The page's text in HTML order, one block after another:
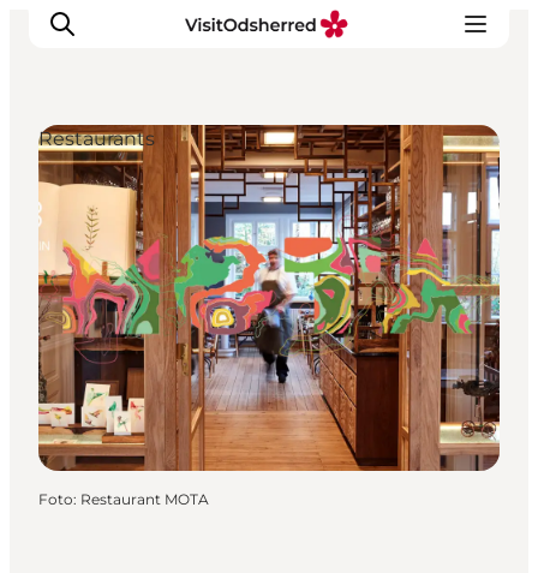
Events
Erlebnisse
Essen
Unterkünfte
Nützliches
Restaurants
Foto: Restaurant MOTA